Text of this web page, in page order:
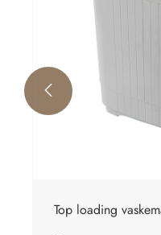
Top loading
